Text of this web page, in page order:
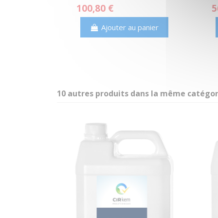
(Tétrachloroéthylène) -
Solvant Industriel
100,80 €
Ajouter au panier
10 autres produits dans la même